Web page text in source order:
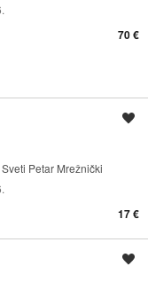
70 €
Petar Mrežnički
17 €